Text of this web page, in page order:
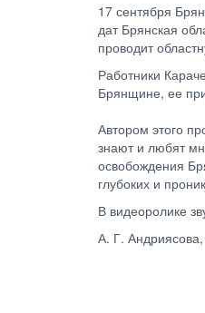
17 сентября
дат Брянская
проводит
Работники
Брянщине, ее
Автором этого
знают и любят
освобождения
глубоких и
В видеоролике
А. Г. Андриясова,